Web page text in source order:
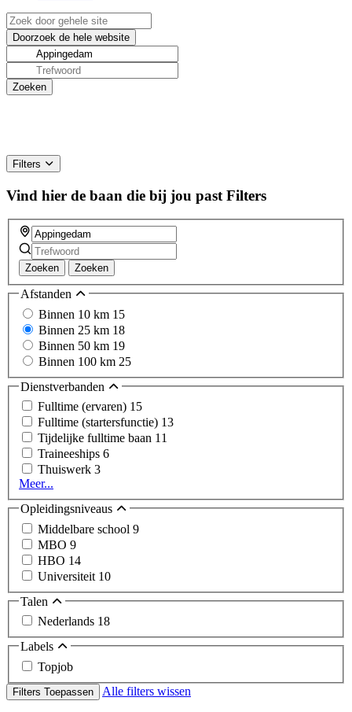
Filters
Vind hier de baan die bij jou past Filters
Zoeken Zoeken
Afstanden
Binnen 10 km 15
Binnen 25 km 18
Binnen 50 km 19
Binnen 100 km 25
Dienstverbanden
Fulltime (ervaren) 15
Fulltime (startersfunctie) 13
Tijdelijke fulltime baan 11
Traineeships 6
Thuiswerk 3
Meer...
Opleidingsniveaus
Middelbare school 9
MBO 9
HBO 14
Universiteit 10
Talen
Nederlands 18
Labels
Topjob
Filters Toepassen Alle filters wissen